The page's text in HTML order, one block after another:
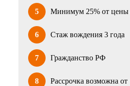
5 Минимум 25% от цены
6 Стаж вождения 3 года
7 Гражданство РФ
8 Рассрочка возможна от